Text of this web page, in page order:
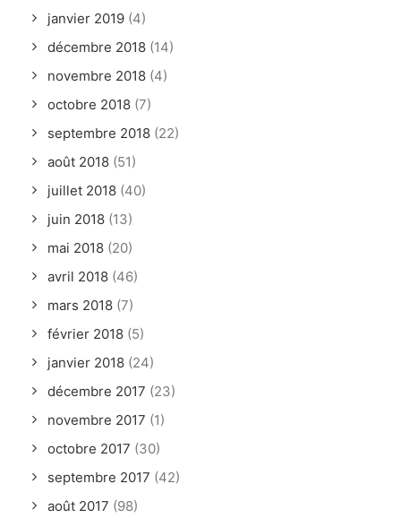
janvier 2019 (4)
décembre 2018 (14)
novembre 2018 (4)
octobre 2018 (7)
septembre 2018 (22)
août 2018 (51)
juillet 2018 (40)
juin 2018 (13)
mai 2018 (20)
avril 2018 (46)
mars 2018 (7)
février 2018 (5)
janvier 2018 (24)
décembre 2017 (23)
novembre 2017 (1)
octobre 2017 (30)
septembre 2017 (42)
août 2017 (98)